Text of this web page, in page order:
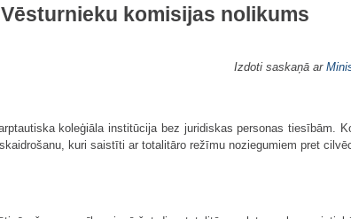
Vēsturnieku komisijas nolikums
Izdoti saskaņā ar
koleģiāla institūcija bez juridiskas personas tiesībām.
kuri saistīti ar totalitāro režīmu noziegumiem pret